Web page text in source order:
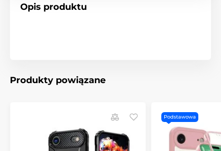
Opis produktu
Produkty powiązane
Podstawowa